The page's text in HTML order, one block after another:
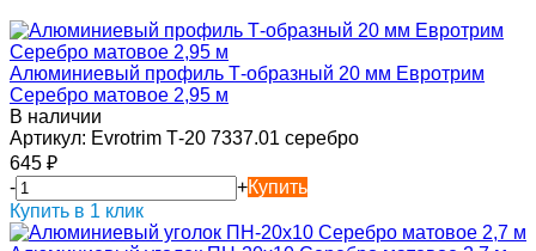
Алюминиевый профиль Т-образный 20 мм Евротрим
Серебро матовое 2,95 м
В наличии
Артикул: Evrotrim Т-20 7337.01 серебро
645 ₽
-
+Купить
Купить в 1 клик